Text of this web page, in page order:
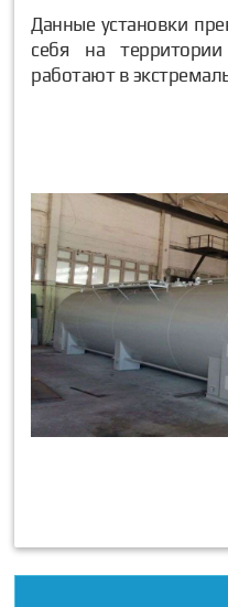
Данные установки
себя на
работают в